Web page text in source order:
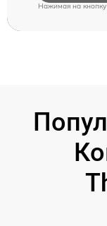
Нажимая на